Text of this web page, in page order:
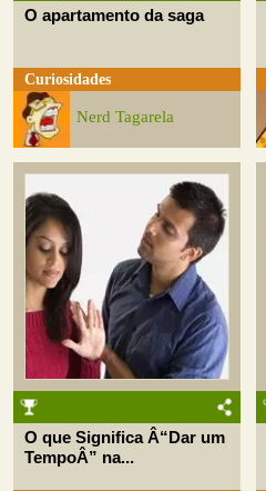
O apartamento da saga
Curiosidades
Nerd Tagarela
O que Significa Â“Dar um
TempoÂ” na...